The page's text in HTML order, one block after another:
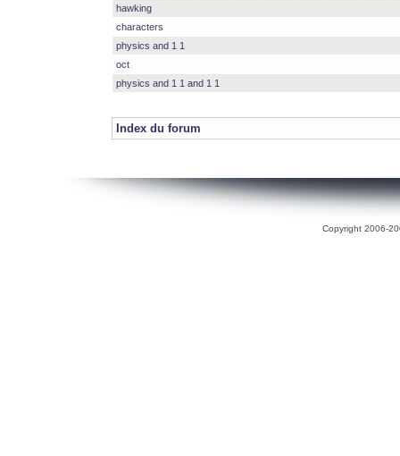
hawking
characters
physics and 1 1
oct
physics and 1 1 and 1 1
Index du forum
Copyright 2006-